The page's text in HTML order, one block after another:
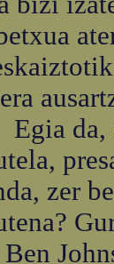
da,
zer